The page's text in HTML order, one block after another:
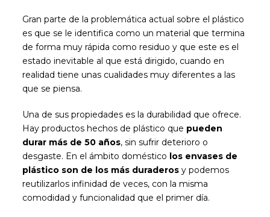
Gran parte de la problemática actual sobre el plástico
es que se le identifica como un material que termina
de forma muy rápida como residuo y que este es el
estado inevitable al que está dirigido, cuando en
realidad tiene unas cualidades muy diferentes a las
que se piensa.
Una de sus propiedades es la durabilidad que ofrece.
Hay productos hechos de plástico que pueden
durar más de 50 años, sin sufrir deterioro o
desgaste. En el ámbito doméstico los envases de
plástico son de los más duraderos y podemos
reutilizarlos infinidad de veces, con la misma
comodidad y funcionalidad que el primer día.